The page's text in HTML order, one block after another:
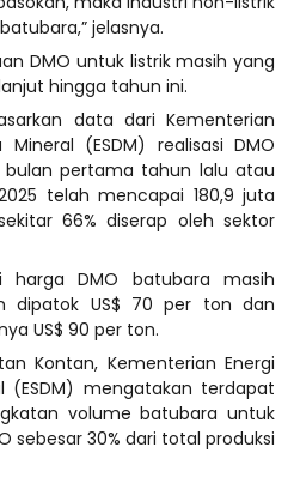
jelasnya.
DMO untuk listrik masih yang
hingga tahun ini.
data dari Kementerian
(ESDM) realisasi DMO
pertama tahun lalu atau
telah mencapai 180,9 juta
66% diserap oleh sektor
DMO batubara masih
dipatok US$ 70 per ton dan
US$ 90 per ton.
Kontan, Kementerian Energi
(ESDM) mengatakan terdapat
volume batubara untuk
sebesar 30% dari total produksi